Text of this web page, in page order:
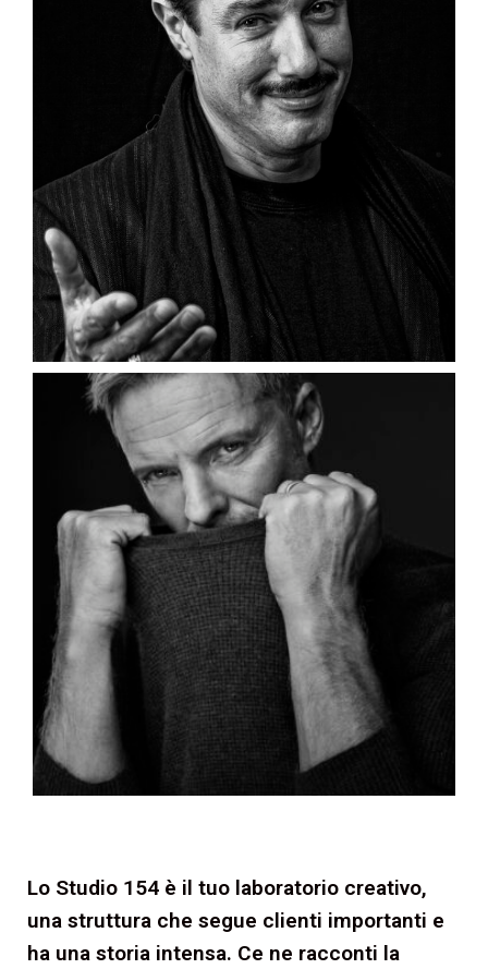
Lo Studio 154 è il tuo laboratorio creativo,
una struttura che segue clienti importanti e
ha una storia intensa. Ce ne racconti la